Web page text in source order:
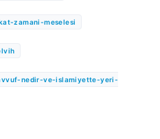
zamani-meselesi
nedir-ve-islamiyette-yeri-